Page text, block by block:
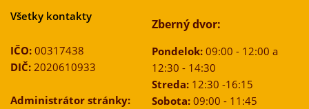
Všetky kontakty
IČO: 00317438
DIČ: 2020610933
Administrátor stránky:
Zberný dvor:
Pondelok:09:00 - 12:00 a
12:30 - 14:30
Streda:12:30 -16:15
Sobota:09:00 - 11:45